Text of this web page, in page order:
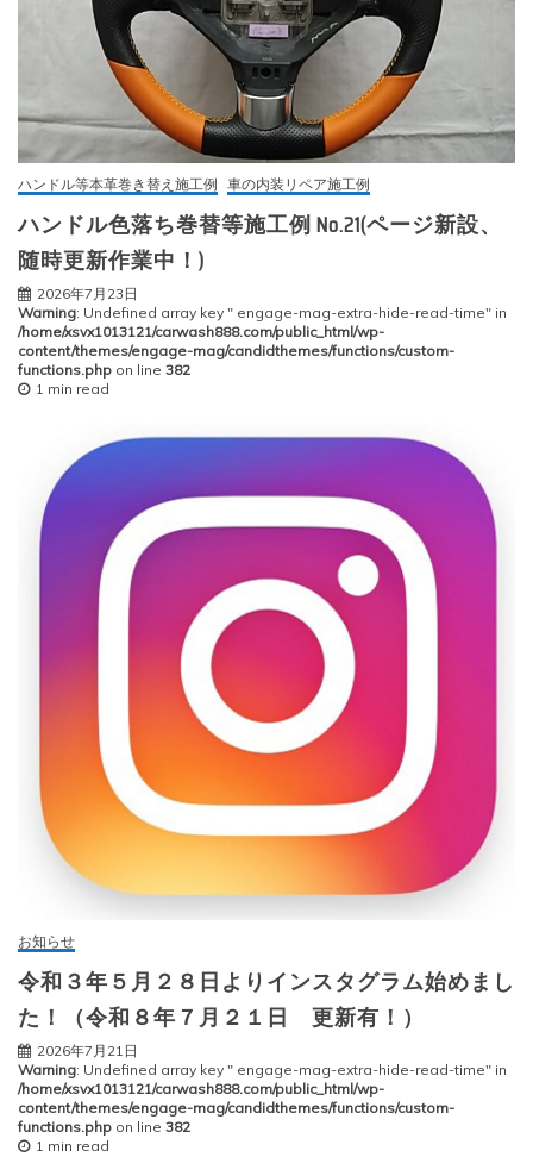
ハンドル等本革巻き替え施工例 車の内装リペア施工例
ハンドル色落ち巻替等施工例 No.21(ページ新設、
随時更新作業中！)
2026年7月23日
Warning: Undefined array key " engage-mag-extra-hide-read-time" in
/home/xsvx1013121/carwash888.com/public_html/wp-
content/themes/engage-mag/candidthemes/functions/custom-
functions.php on line 382
1 min read
お知らせ
令和３年５月２８日よりインスタグラム始めまし
た！（令和８年７月２１日 更新有！）
2026年7月21日
Warning: Undefined array key " engage-mag-extra-hide-read-time" in
/home/xsvx1013121/carwash888.com/public_html/wp-
content/themes/engage-mag/candidthemes/functions/custom-
functions.php on line 382
1 min read